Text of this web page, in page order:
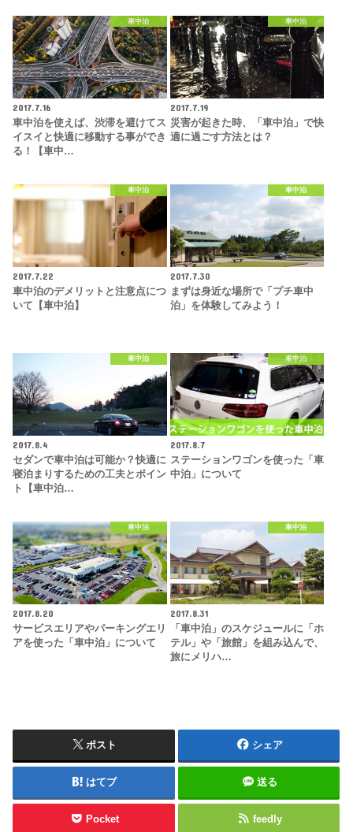
車中泊
2017.7.16
車中泊を使えば、渋滞を避けてス
イスイと快適に移動する事ができ
る！【車中…
車中泊
2017.7.19
災害が起きた時、「車中泊」で快
適に過ごす方法とは？
車中泊
2017.7.22
車中泊のデメリットと注意点につ
いて【車中泊】
車中泊
2017.7.30
まずは身近な場所で「プチ車中
泊」を体験してみよう！
車中泊
2017.8.4
セダンで車中泊は可能か？快適に
寝泊まりするための工夫とポイン
ト【車中泊…
車中泊
2017.8.7
ステーションワゴンを使った「車
中泊」について
車中泊
2017.8.20
サービスエリアやパーキングエリ
アを使った「車中泊」について
車中泊
2017.8.31
「車中泊」のスケジュールに「ホ
テル」や「旅館」を組み込んで、
旅にメリハ…
ポスト シェア
はてブ 送る
Pocket feedly